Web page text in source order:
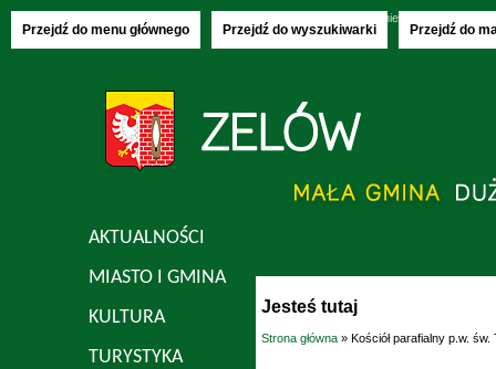
Przejdź do menu głównego Przejdź do wyszukiwarki Przejdź do
imieniny:
AKTUALNOŚCI
MIASTO I GMINA
KULTURA
TURYSTYKA
Jesteś tutaj
Strona główna » Kościół parafialny p.w.